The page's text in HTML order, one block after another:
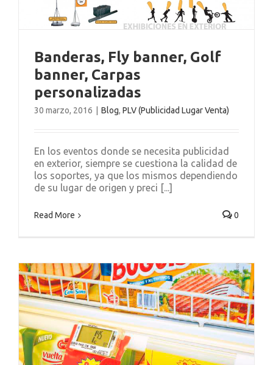
Banderas, Fly banner, Golf
banner, Carpas
personalizadas
30 marzo, 2016 Blog, PLV (Publicidad Lugar Venta)
En los eventos donde se necesita publicidad
en exterior, siempre se cuestiona la calidad de
los soportes, ya que los mismos dependiendo
de su lugar de origen y preci [...]
Read More 0